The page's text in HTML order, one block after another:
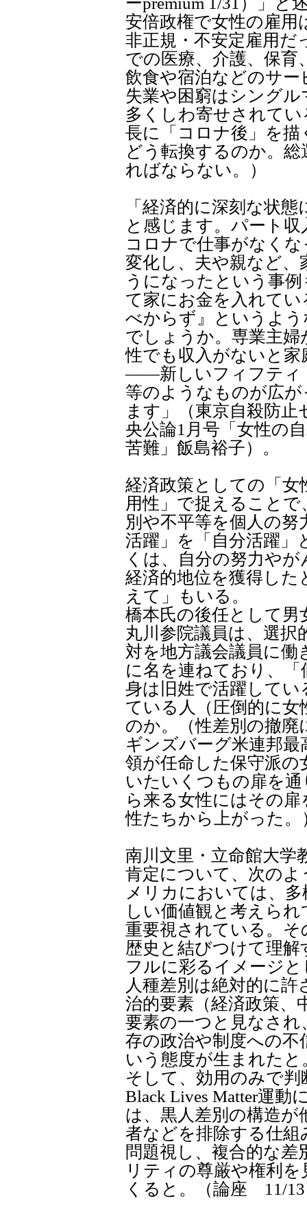
安倍政権で女性の雇
非正規・不安定雇用だ
での医療、介護、保育
飲食や宿泊などのサ
失業や困窮はシング
多くしわ寄せされて
長に「コロナ後」を
どう転換するのか。
ればならない。）
「経済的に深刻な状
と感じます。パート
コロナで仕事がなく
変化し、夫や親など
うになったという事
て家にお金を入れて
べからず』というよ
でしょうか。専業主
性でも収入がないと
――新しいフィフティ
等のようなものが広
ます」（東京自殺防
央公論1月号「女性の
苦難」飯島裕子）。
経済政策としての「女
用性」で捉えること
別や不平等を個人の
活躍」を「自分活躍」
くは、自分の努力や
経済的地位を獲得し
えて」もいる。
橋本氏の後任として男
丸川参院議員は、選択
対を地方議会議員に働
に名を連ねており、
身は旧姓で活躍して
ている人（圧倒的に
のか。（性差別の撤
ギンズバーグ米連邦
領が任命した保守派の
いたいくつもの扉を
ら来る女性にはその
性たちから上がった。
南川文里・立命館大学
肯定について、次の
メリカにおいては、
しい価値観と考えら
重要視されている。そ
歴史と結びつけて理
フルに彩るイメージ
人種差別は絶対的に
治的要素（経済政策、
要素の一つと見なさ
存の政治や制度への
いう態度が生まれたと
そして、効用のみで
Black Lives Matter運動
は、黒人差別の構造が
者などを排除する仕
問題視し、複合的な
リティの尊厳や権利
くると。（論座 11/